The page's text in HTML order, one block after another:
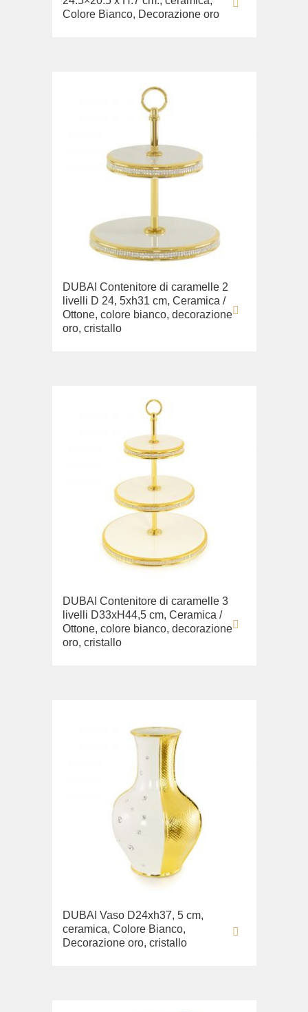
Colore Bianco, Decorazione oro
DUBAI Contenitore di caramelle 2
livelli D 24, 5xh31 cm, Ceramica /
Ottone, colore bianco, decorazione
oro, cristallo
DUBAI Contenitore di caramelle 3
livelli D33хН44,5 cm, Ceramica /
Ottone, colore bianco, decorazione
oro, cristallo
DUBAI Vaso D24xh37, 5 cm,
ceramica, Colore Bianco,
Decorazione oro, cristallo